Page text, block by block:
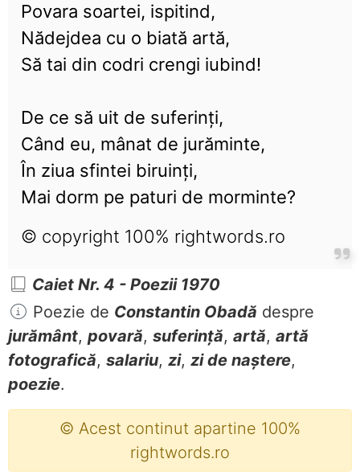
Povara soartei, ispitind,
Nădejdea cu o biată artă,
Să tai din codri crengi iubind!
De ce să uit de suferinți,
Când eu, mânat de jurăminte,
În ziua sfintei biruinți,
Mai dorm pe paturi de morminte?
© copyright 100% rightwords.ro
Caiet Nr. 4 - Poezii 1970
Poezie de Constantin Obadă despre
jurământ, povară, suferință, artă, artă
fotografică, salariu, zi, zi de naștere,
poezie.
© Acest continut apartine 100%
rightwords.ro